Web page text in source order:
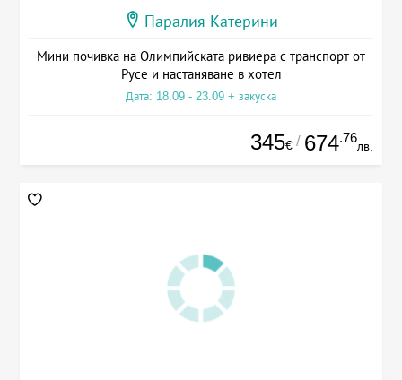
Паралия Катерини
Мини почивка на Олимпийската ривиера с транспорт от
Русе и настаняване в хотел
Дата: 18.09 - 23.09 + закуска
345€ / 674.76
лв.